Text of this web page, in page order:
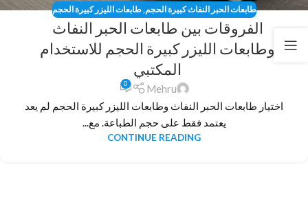
طابعات الحبر النفاث كبيرة الحجم ,طابعات الليزر كبيرة الحجم
الفروقات بين طابعات الحبر النفاث
وطابعات الليزر كبيرة الحجم للاستخدام
المكتبي
Mehru
0
اختيار طابعات الحبر النفاث وطابعات الليزر كبيرة الحجم لم يعد
يعتمد فقط على حجم الطباعة. مع...
CONTINUE READING